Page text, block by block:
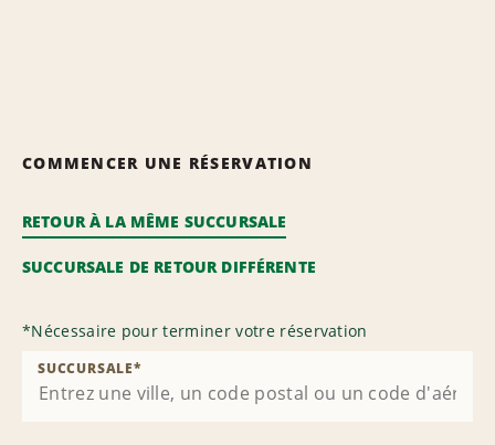
COMMENCER UNE RÉSERVATION
RETOUR À LA MÊME SUCCURSALE
SUCCURSALE DE RETOUR DIFFÉRENTE
*Nécessaire pour terminer votre réservation
SUCCURSALE*